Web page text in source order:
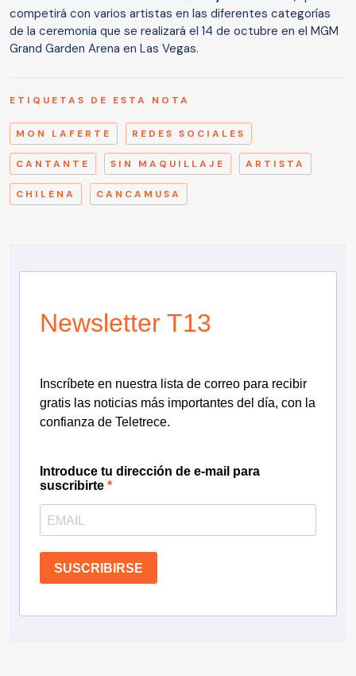
competirá con varios artistas en las diferentes categorías
de la ceremonia que se realizará el 14 de octubre en el MGM
Grand Garden Arena en Las Vegas.
ETIQUETAS DE ESTA NOTA
MON LAFERTE REDES SOCIALES
CANTANTE SIN MAQUILLAJE ARTISTA
CHILENA CANCAMUSA
Newsletter T13
Inscríbete en nuestra lista de correo para recibir
gratis las noticias más importantes del día, con la
confianza de Teletrece.
Introduce tu dirección de e-mail para
suscribirte
SUSCRIBIRSE